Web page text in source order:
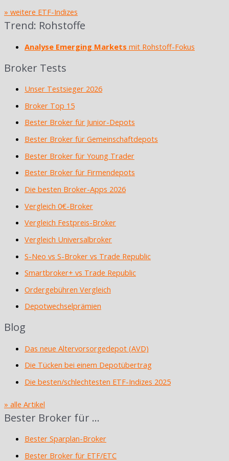
» weitere ETF-Indizes
Trend: Rohstoffe
Analyse Emerging Markets mit Rohstoff-Fokus
Broker Tests
Unser Testsieger 2026
Broker Top 15
Bester Broker für Junior-Depots
Bester Broker für Gemeinschaftdepots
Bester Broker für Young Trader
Bester Broker für Firmendepots
Die besten Broker-Apps 2026
Vergleich 0€-Broker
Vergleich Festpreis-Broker
Vergleich Universalbroker
S-Neo vs S-Broker vs Trade Republic
Smartbroker+ vs Trade Republic
Ordergebühren Vergleich
Depotwechselprämien
Blog
Das neue Altervorsorgedepot (AVD)
Die Tücken bei einem Depotübertrag
Die besten/schlechtesten ETF-Indizes 2025
» alle Artikel
Bester Broker für …
Bester Sparplan-Broker
Bester Broker für ETF/ETC